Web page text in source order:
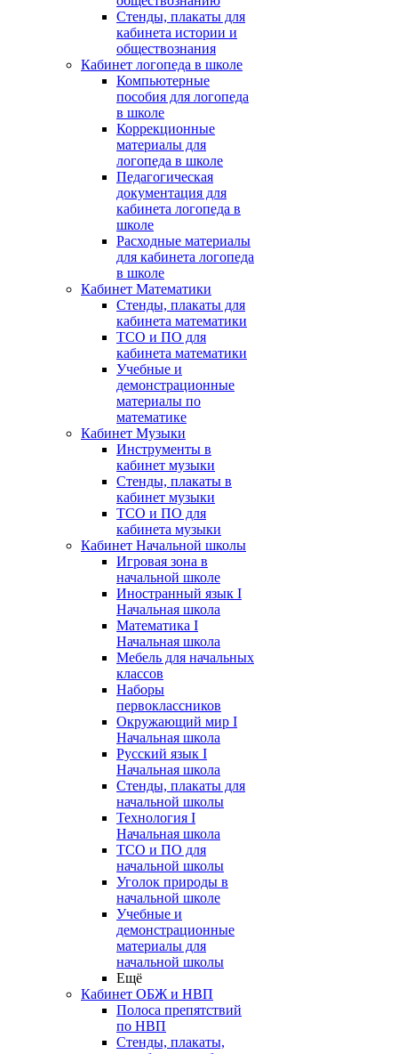
Стенды, плакаты для
кабинета истории и
обществознания
Кабинет логопеда в школе
Компьютерные
пособия для логопеда
в школе
Коррекционные
материалы для
логопеда в школе
Педагогическая
документация для
кабинета логопеда в
школе
Расходные материалы
для кабинета логопеда
в школе
Кабинет Математики
Стенды, плакаты для
кабинета математики
ТСО и ПО для
кабинета математики
Учебные и
демонстрационные
материалы по
математике
Кабинет Музыки
Инструменты в
кабинет музыки
Стенды, плакаты в
кабинет музыки
ТСО и ПО для
кабинета музыки
Кабинет Начальной школы
Игровая зона в
начальной школе
Иностранный язык I
Начальная школа
Математика I
Начальная школа
Мебель для начальных
классов
Наборы
первоклассников
Окружающий мир I
Начальная школа
Русский язык I
Начальная школа
Стенды, плакаты для
начальной школы
Технология I
Начальная школа
ТСО и ПО для
начальной школы
Уголок природы в
начальной школе
Учебные и
демонстрационные
материалы для
начальной школы
Ещё
Кабинет ОБЖ и НВП
Полоса препятствий
по НВП
Стенды, плакаты,